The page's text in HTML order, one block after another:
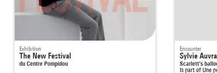
Exhibition
The New Festival
du Centre Pompidou
Encounter
Sylvie
Scarlett's
Is part of Une